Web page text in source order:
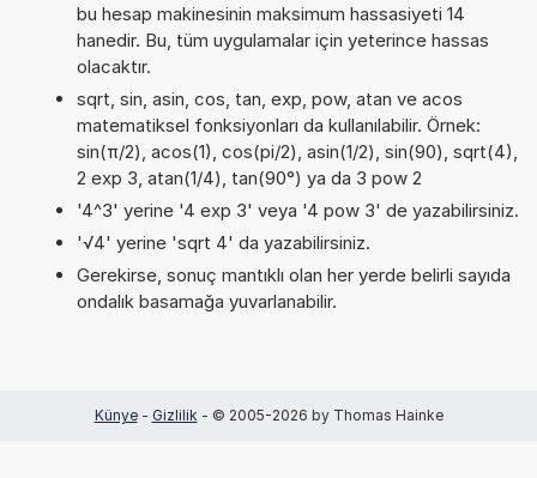
bu hesap makinesinin maksimum hassasiyeti 14
hanedir. Bu, tüm uygulamalar için yeterince hassas
olacaktır.
sqrt, sin, asin, cos, tan, exp, pow, atan ve acos
matematiksel fonksiyonları da kullanılabilir. Örnek:
sin(π/2), acos(1), cos(pi/2), asin(1/2), sin(90), sqrt(4),
2 exp 3, atan(1/4), tan(90°) ya da 3 pow 2
'4^3' yerine '4 exp 3' veya '4 pow 3' de yazabilirsiniz.
'√4' yerine 'sqrt 4' da yazabilirsiniz.
Gerekirse, sonuç mantıklı olan her yerde belirli sayıda
ondalık basamağa yuvarlanabilir.
Künye- Gizlilik - © 2005-2026 by Thomas Hainke